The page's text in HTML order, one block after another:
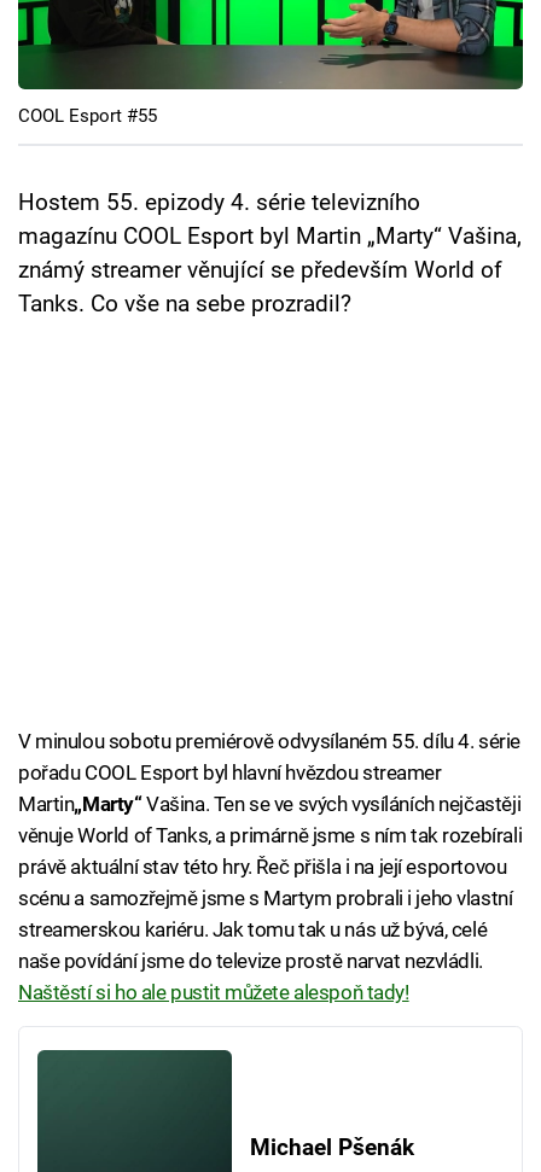
COOL Esport #55
Hostem 55. epizody 4. série televizního
magazínu COOL Esport byl Martin „Marty“ Vašina,
známý streamer věnující se především World of
Tanks. Co vše na sebe prozradil?
V minulou sobotu premiérově odvysílaném 55. dílu 4. série
pořadu COOL Esport byl hlavní hvězdou streamer
Martin„Marty“Vašina. Ten se ve svých vysíláních nejčastěji
věnuje World of Tanks, a primárně jsme s ním tak rozebírali
právě aktuální stav této hry. Řeč přišla i na její esportovou
scénu a samozřejmě jsme s Martym probrali i jeho vlastní
streamerskou kariéru. Jak tomu tak u nás už bývá, celé
naše povídání jsme do televize prostě narvat nezvládli.
Naštěstí si ho ale pustit můžete alespoň tady!
Michael Pšenák